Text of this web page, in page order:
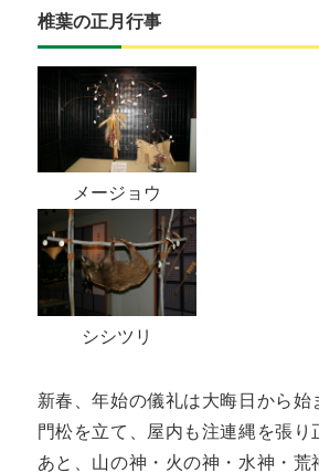
椎葉の正月行事
メージョウ
シシツリ
新春、年始の儀礼は大晦日から始
門松を立て、屋内も注連縄を張り
あと、山の神・火の神・水神・荒